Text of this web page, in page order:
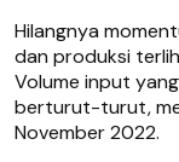
Hilangnya
dan produksi
Volume input
berturut-turut,
November 2022.